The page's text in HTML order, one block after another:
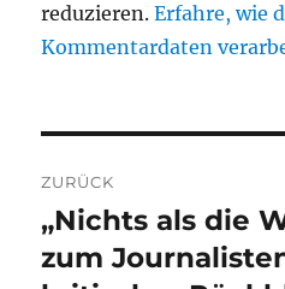
reduzieren.Erfahre, wie
Kommentardaten
ZURÜCK
Vorheriger
Beitrag:
„Nichts als die
zum